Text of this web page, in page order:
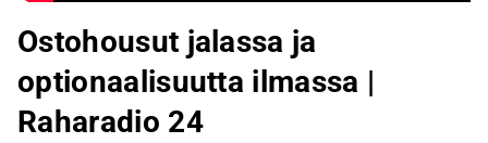
Ostohousut jalassa ja
optionaalisuutta ilmassa |
Raharadio 24